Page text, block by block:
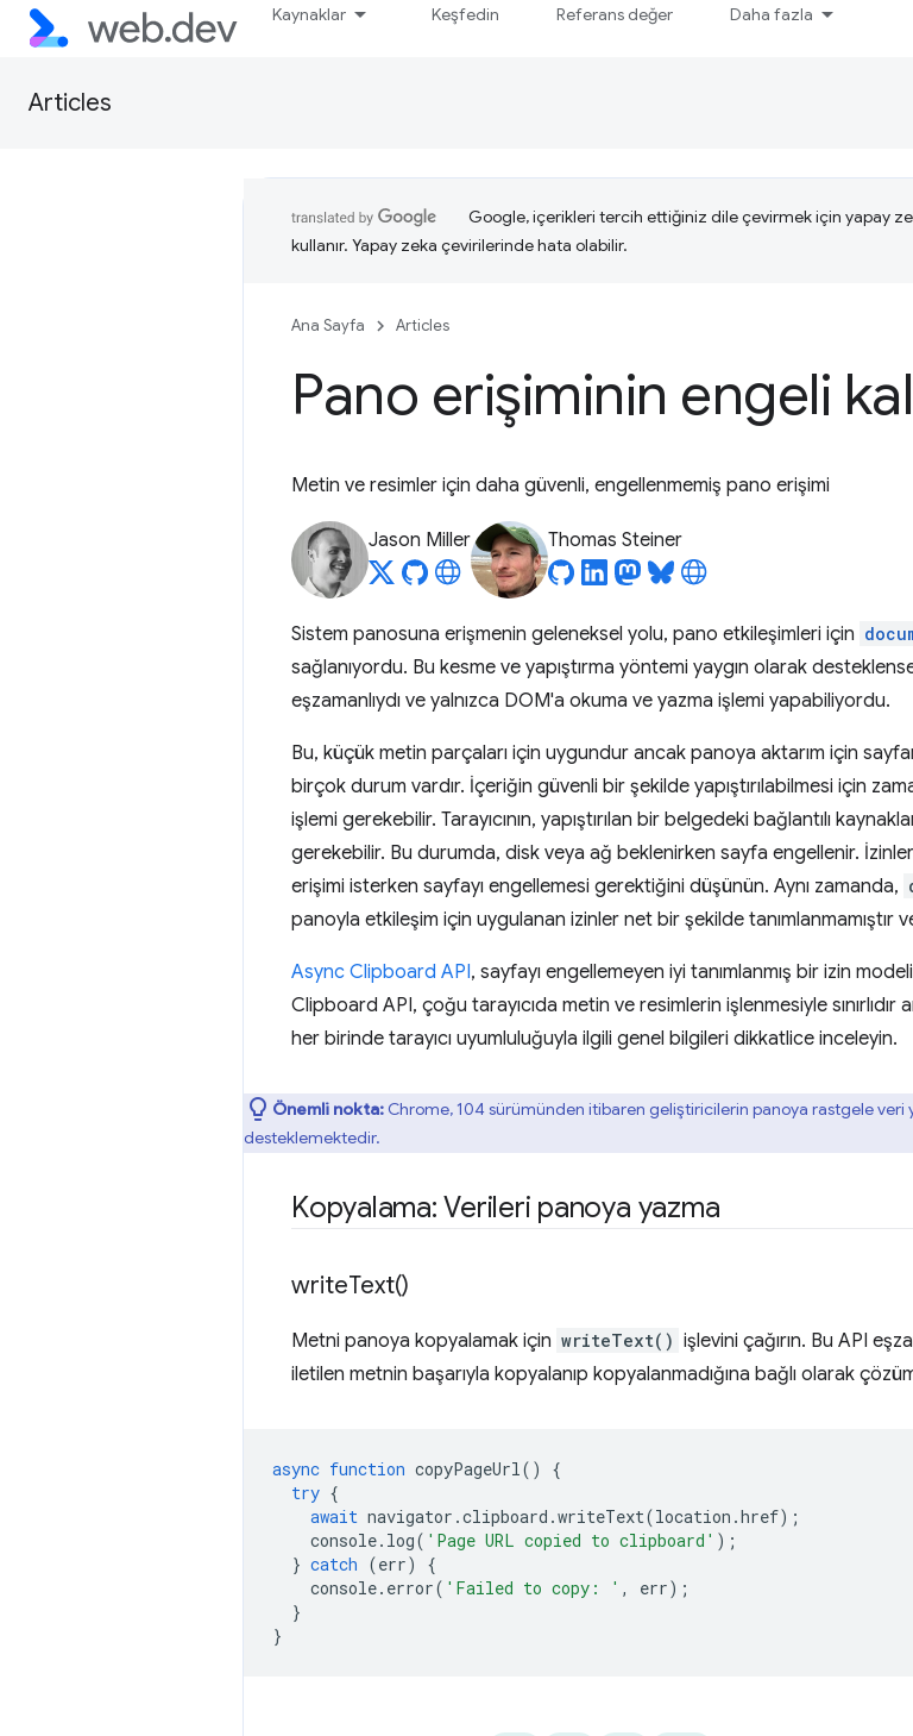
Kaynaklar Keşfedin Referans değer Daha fazla
Articles
Google, içerikleri tercih ettiğiniz dile çevirmek için yapay
kullanır. Yapay zeka çevirilerinde hata olabilir.
Ana Sayfa Articles
Pano erişiminin engeli
Metin ve resimler için daha güvenli, engellenmemiş pano erişimi
Jason Miller Thomas Steiner
Sistem panosuna erişmenin geleneksel yolu, pano etkileşimleri için
sağlanıyordu. Bu kesme ve yapıştırma yöntemi yaygın olarak
eşzamanlıydı ve yalnızca DOM'a okuma ve yazma işlemi yapabiliyordu.
Bu, küçük metin parçaları için uygundur ancak panoya aktarım için
birçok durum vardır. İçeriğin güvenli bir şekilde yapıştırılabilmesi için
işlemi gerekebilir. Tarayıcının, yapıştırılan bir belgedeki bağlantılı
gerekebilir. Bu durumda, disk veya ağ beklenirken sayfa engellenir.
erişimi isterken sayfayı engellemesi gerektiğini düşünün. Aynı zamanda,
panoyla etkileşim için uygulanan izinler net bir şekilde tanımlanmamıştır
Async Clipboard API, sayfayı engellemeyen iyi tanımlanmış bir izin
Clipboard API, çoğu tarayıcıda metin ve resimlerin işlenmesiyle
her birinde tarayıcı uyumluluğuyla ilgili genel bilgileri dikkatlice inceleyin.
Önemli nokta: Chrome, 104 sürümünden itibaren geliştiricilerin panoya rastgele veri
desteklemektedir.
Kopyalama: Verileri panoya yazma
writeText()
Metni panoya kopyalamak için writeText() işlevini çağırın. Bu API
iletilen metnin başarıyla kopyalanıp kopyalanmadığına bağlı olarak
async function copyPageUrl()
{
try {
await navigator .clipboard .writeText(location .href);
console. log( 'Page URL copied to clipboard' );
} catch (err)
{
console. error( 'Failed to copy: ' , err);
}
}